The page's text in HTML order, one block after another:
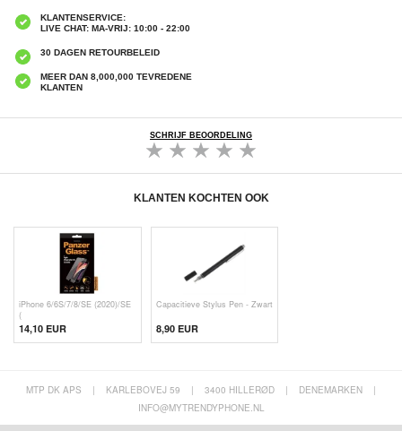
KLANTENSERVICE:
LIVE CHAT: MA-VRIJ: 10:00 - 22:00
30 DAGEN RETOURBELEID
MEER DAN 8,000,000 TEVREDENE
KLANTEN
SCHRIJF BEOORDELING
KLANTEN KOCHTEN OOK
iPhone 6/6S/7/8/SE (2020)/SE
(
14,10 EUR
Capacitieve Stylus Pen - Zwart
8,90 EUR
MTP DK APS | KARLEBOVEJ 59 | 3400 HILLERØD | DENEMARKEN
|
INFO@MYTRENDYPHONE.NL